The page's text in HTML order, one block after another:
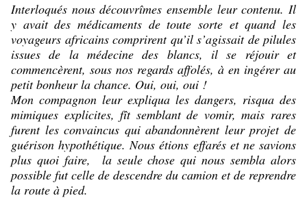
Interloqués nous découvrîmes ensemble leur contenu. Il
y avait des médicaments de toute sorte et quand les
voyageurs africains comprirent qu’il s’agissait de pilules
issues de la médecine des blancs, il se réjouir et
commencèrent, sous nos regards affolés, à en ingérer au
petit bonheur la chance. Oui, oui, oui !
Mon compagnon leur expliqua les dangers, risqua des
mimiques explicites, fît semblant de vomir, mais rares
furent les convaincus qui abandonnèrent leur projet de
guérison hypothétique. Nous étions effarés et ne savions
plus quoi faire, la seule chose qui nous sembla alors
possible fut celle de descendre du camion et de reprendre
la route à pied.